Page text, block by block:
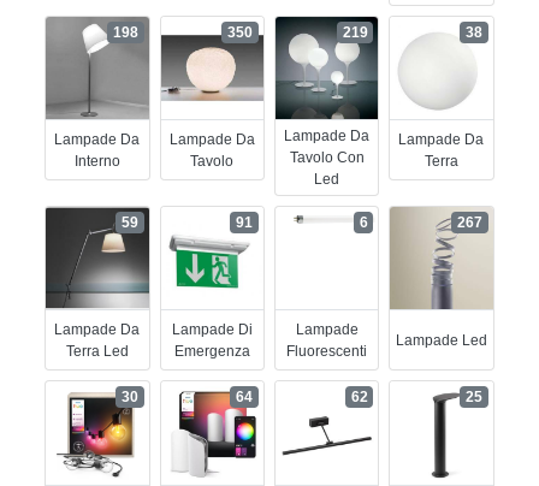
Lampade Da
Interno
198
Lampade Da
Tavolo
350
Lampade Da
Tavolo Con
Led
219
Lampade Da
Terra
38
Lampade Da
Terra Led
59
Lampade Di
Emergenza
91
Lampade
Fluorescenti
6
Lampade Led
267
30 64 62 25